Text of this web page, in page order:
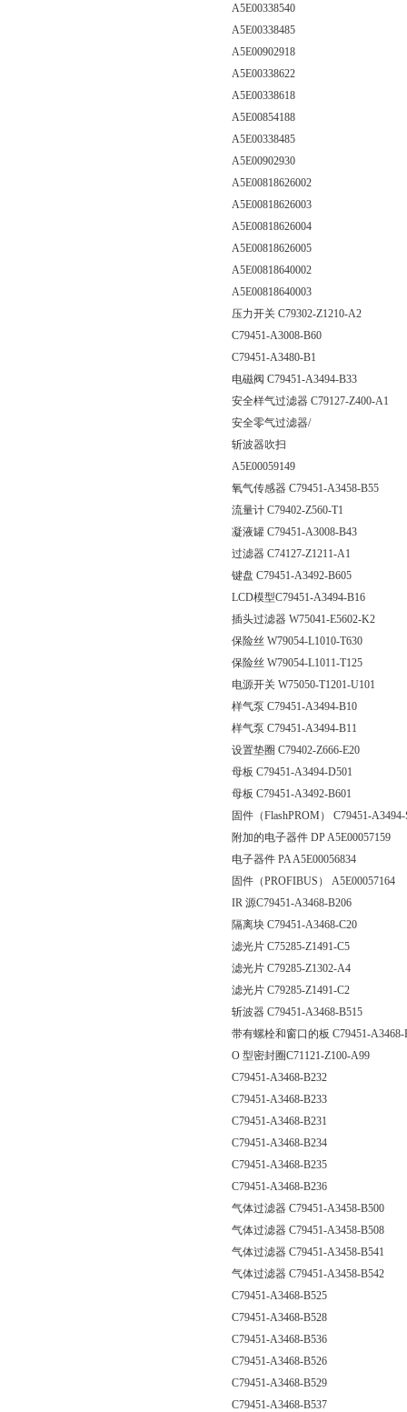
A5E00338540
A5E00338485
A5E00902918
A5E00338622
A5E00338618
A5E00854188
A5E00338485
A5E00902930
A5E00818626002
A5E00818626003
A5E00818626004
A5E00818626005
A5E00818640002
A5E00818640003
压力开关 C79302-Z1210-A2
C79451-A3008-B60
C79451-A3480-B1
电磁阀 C79451-A3494-B33
安全样气过滤器 C79127-Z400-A1
安全零气过滤器/
斩波器吹扫
A5E00059149
氧气传感器 C79451-A3458-B55
流量计 C79402-Z560-T1
凝液罐 C79451-A3008-B43
过滤器 C74127-Z1211-A1
键盘 C79451-A3492-B605
LCD模型C79451-A3494-B16
插头过滤器 W75041-E5602-K2
保险丝 W79054-L1010-T630
保险丝 W79054-L1011-T125
电源开关 W75050-T1201-U101
样气泵 C79451-A3494-B10
样气泵 C79451-A3494-B11
设置垫圈 C79402-Z666-E20
母板 C79451-A3494-D501
母板 C79451-A3492-B601
固件（FlashPROM） C79451-
附加的电子器件 DP A5E00057159
电子器件 PA A5E00056834
固件（PROFIBUS） A5E00057164
IR 源C79451-A3468-B206
隔离块 C79451-A3468-C20
滤光片 C75285-Z1491-C5
滤光片 C79285-Z1302-A4
滤光片 C79285-Z1491-C2
斩波器 C79451-A3468-B515
带有螺栓和窗口的板 C79451-
O 型密封圈C71121-Z100-A99
C79451-A3468-B232
C79451-A3468-B233
C79451-A3468-B231
C79451-A3468-B234
C79451-A3468-B235
C79451-A3468-B236
气体过滤器 C79451-A3458-B500
气体过滤器 C79451-A3458-B508
气体过滤器 C79451-A3458-B541
气体过滤器 C79451-A3458-B542
C79451-A3468-B525
C79451-A3468-B528
C79451-A3468-B536
C79451-A3468-B526
C79451-A3468-B529
C79451-A3468-B537